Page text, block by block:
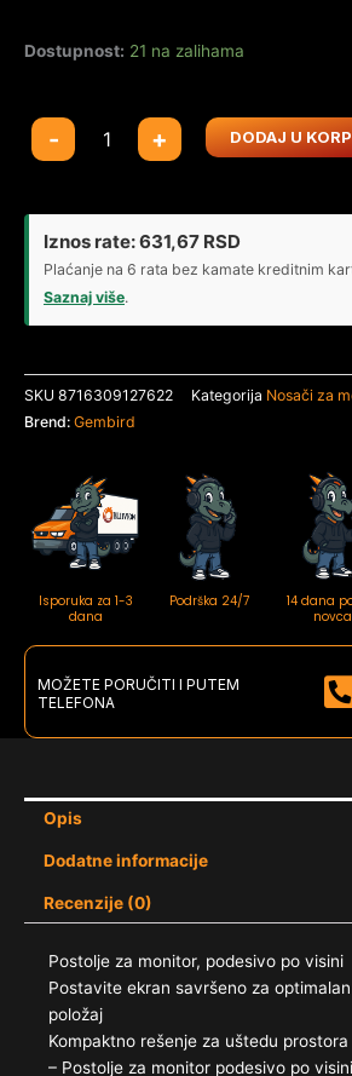
Dostupnost: 21 na zalihama
-
MS-
D1-
Gembird
Podesivi
stoni
drzac
tilt,
17-
32
+ DODAJ U
Iznos rate:631,67 RSD
Plaćanje na 6 rata bez kamate kreditnim
Saznaj više.
SKU 8716309127622 Kategorija Nosači za
Brend: Gembird
Isporuka za 1-3
dana
Podrška 24/7
14 dana
novca
MOŽETE PORUČITI I PUTEM
TELEFONA
Opis
Dodatne informacije
Recenzije (0)
Postolje za monitor, podesivo po visini
Postavite ekran savršeno za
položaj
Kompaktno rešenje za uštedu prostora
– Postolje za monitor podesivo po visini